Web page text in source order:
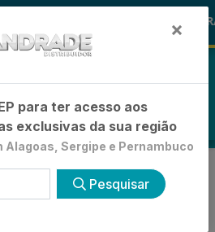
🪞
BASICO 1KG
ORIGEM
×
para ter acesso aos
exclusivas da sua região
Sergipe e Pernambuco
Pesquisar